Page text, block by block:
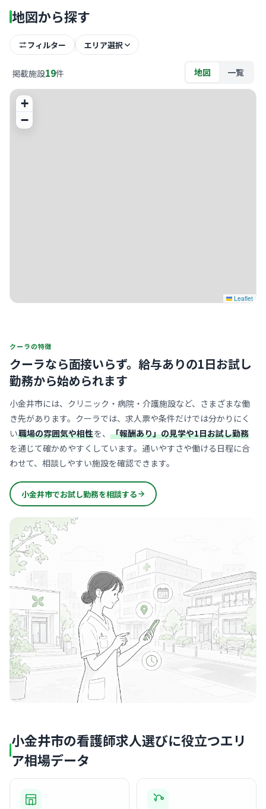
地図から探す
フィルター エリア選択
掲載施設19件 地図 一覧
+
−
Leaflet
クーラの特徴
クーラなら面接いらず。 給与ありの1日お試し
勤務から始められます
小金井市には、クリニック・病院・介護施設など、さまざまな働
き先があります。クーラでは、求人票や条件だけでは分かりにく
い職場の雰囲気や相性を、 「報酬あり」の見学や1日お試し勤務
を通じて確かめやすくしています。通いやすさや働ける日程に合
わせて、相談しやすい施設を確認できます。
小金井市でお試し勤務を相談する
小金井市の看護師求人選びに役立つエリ
ア相場データ